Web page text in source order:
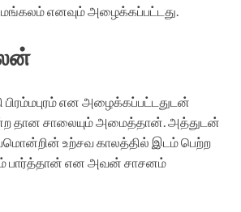
எனவும் அழைக்கப்பட்டது.
பிரம்மபுரம் என அழைக்கப்பட்டதுடன்
தான சாலையும் அமைத்தான். அத்துடன்
உற்சவ காலத்தில் இடம் பெற்ற
பார்த்தான் என அவன் சாசனம்